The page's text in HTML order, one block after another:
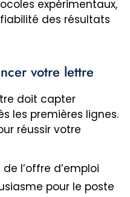
expérimentaux,
des résultats
votre lettre
doit capter
les premières lignes.
réussir votre
l’offre d’emploi
pour le poste